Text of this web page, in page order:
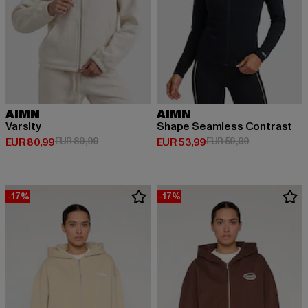
AIMN
Varsity
EUR 80,99
Derzeitiger Preis: EUR 80,99
EUR 89,99Aktionspreis: EUR 89,99
AIMN
Shape Seamless Contrast
EUR 53,99
Derzeitiger Preis: EUR 53,99
EUR 59,99Aktionspreis:
-17% -17%